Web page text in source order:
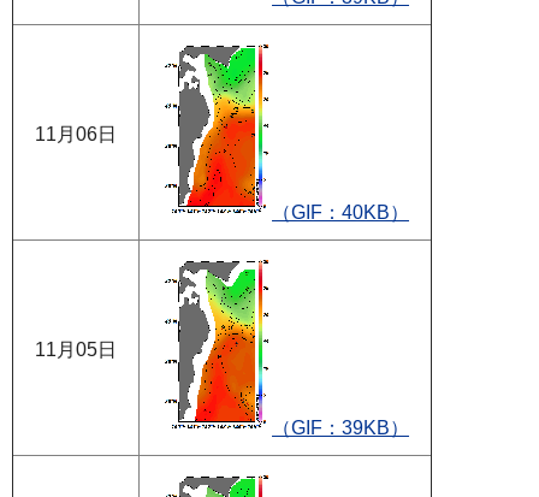
11月06日
（GIF：40KB）
11月05日
（GIF：39KB）